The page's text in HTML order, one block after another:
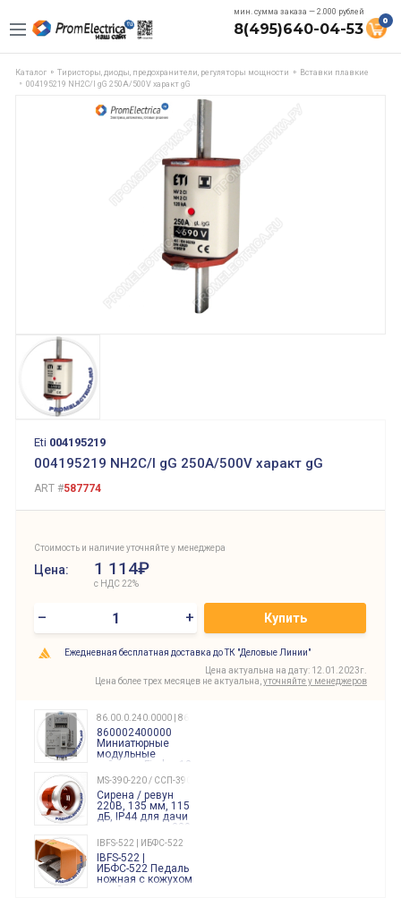
мин. сумма заказа — 2.000 рублей
8(495)640-04-53 0
Каталог Тиристоры, диоды, предохранители, регуляторы мощности
Вставки плавкие
004195219 NH2C/I gG 250A/500V характ gG
Eti 004195219
004195219 NH2C/I gG 250A/500V характ gG
ART #587774
Стоимость и наличие уточняйте у менеджера
Цена: 1 114₽
с НДС 22%
– + Купить
Ежедневная бесплатная доставка до ТК "Деловые Линии"
Цена актуальна на дату: 12.01.2023г.
Цена более трех месяцев не актуальна, уточняйте у менеджеров
86.00.0.240.0000 | 860002400000
860002400000
Миниатюрные
модульные
таймеры Finder, 12-
240 Вольт AC/DC
Finder
86.00.0.240.0000
MS-390-220 / ССП-390 220В
Сирена / ревун
220В, 135 мм, 115
дБ, IP44 для дачи
производства 220
Вольт звук ситены
"пожарная
тревога"
IBFS-522 | ИБФС-522
IBFS-522 |
ИБФС-522 Педаль
ножная с кожухом
двойная,